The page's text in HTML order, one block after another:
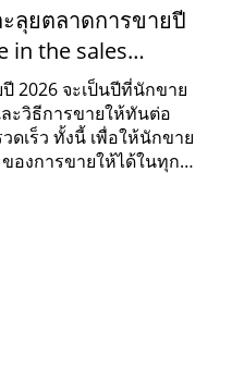
ลุยตลาดการขายปี
in the sales
2026 จะเป็นปีที่นักขาย
ะวิธีการขายให้ทันต่อ
ดเร็ว ทั้งนี้ เพื่อให้นักขาย
องการขายให้ได้ในทุก